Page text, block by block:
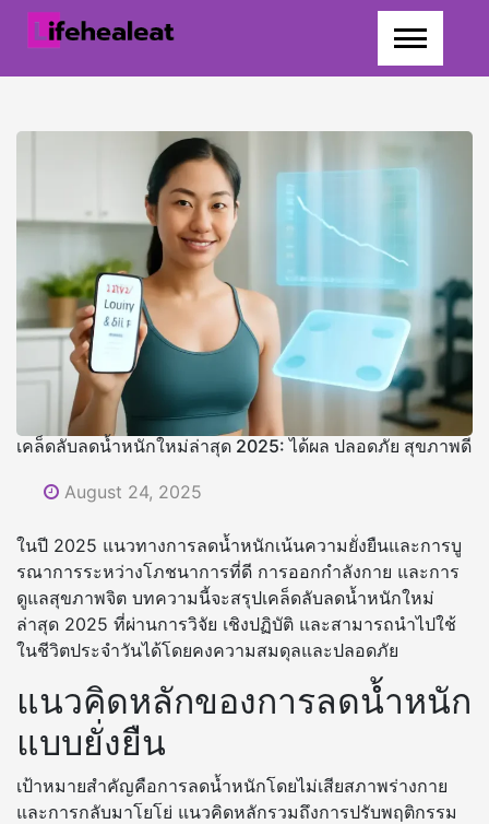
Skip
เคล็ดลับลดน้ำหนักใหม่ล่าสุด 2025: ได้ผล ปลอดภัย สุขภาพดี
August 24, 2025
ในปี 2025 แนวทางการลดน้ำหนักเน้นความยั่งยืนและการบู
รณาการระหว่างโภชนาการที่ดี การออกกำลังกาย และการ
ดูแลสุขภาพจิต บทความนี้จะสรุปเคล็ดลับลดน้ำหนักใหม่
ล่าสุด 2025 ที่ผ่านการวิจัย เชิงปฏิบัติ และสามารถนำไปใช้
ในชีวิตประจำวันได้โดยคงความสมดุลและปลอดภัย
แนวคิดหลักของการลดน้ำหนัก
แบบยั่งยืน
เป้าหมายสำคัญคือการลดน้ำหนักโดยไม่เสียสภาพร่างกาย
และการกลับมาโยโย่ แนวคิดหลักรวมถึงการปรับพฤติกรรม